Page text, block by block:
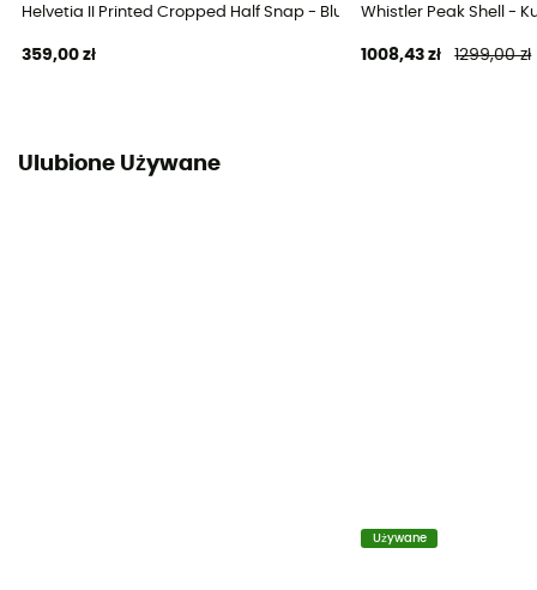
Helvetia II Printed Cropped Half Snap - Bluza polarowa damska
359,00 zł
Whistler Peak Shell -
1008,43 zł 1299,00 zł
Ulubione Używane
Używane